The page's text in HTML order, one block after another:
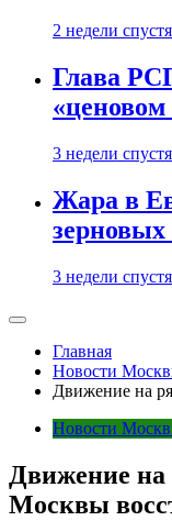
2 недели спустя
Глава
3 недели спустя
Жара в
3 недели спустя
Главная
Новости
Движение на
Новости
Движение на
Москвы